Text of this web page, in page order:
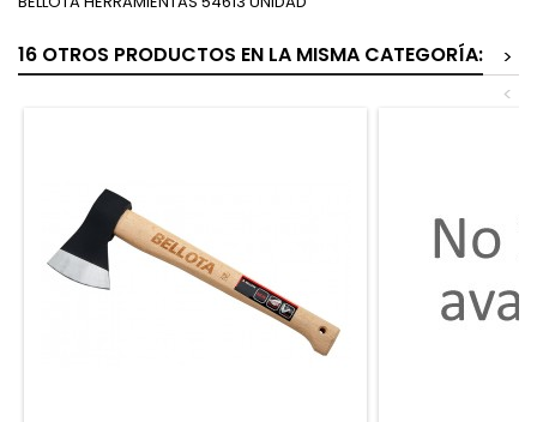
16 OTROS PRODUCTOS EN LA MISMA CATEGORÍA:
>
<